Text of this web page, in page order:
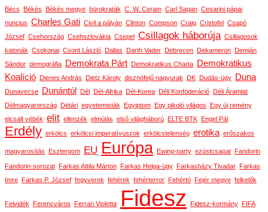
Bécs
Békés Békés megye bürokraták C. W. Ceram Carl Sagan Cesarini pápai
nuncius Charles Gati Civil a pályán Clinton Compson Craig Cristofel
Csapó
József Csehország Csehszlovákia Csepel Csillagok háborúja Csillagosok
katonák Csokonai Csont László Dallas Darth Vader Debrecen Dekameron
Demján
Sándor demográfia Demokrata Párt Demokratikus Charta
Demokratikus
Koalíció
Dienes András Dietz Károly disznófejű nagyurak DK Dudás-ügy Duna
Dunavecse Dunántúl Dél Dél-Afrika Dél-Korea Déli Konföderáció
Déli Áramlat
Délmagyarország
Détári egyetemisták Egyiptom Egy pikoló világos
Egy új remény
elcsalt vébék elit ellenzék elmúlás első világháború ELTE BTK Engel Pál
Erdély erkölcs erkölcsi imperatívuszok erkölcstelenség erotika erőszakos
magyarosítás Esztergom EU Európa Ewing-party ezüstcsapat Fandorin
Fandorin-sorozat Farkas Attila Márton Farkas Helga-ügy Farkasházy Tivadar
Farkas
Imre
Farkas P. József fegyverek fehérek fehérterror Fehértó Fejér megye felkelők
Felvidék Ferencváros Ferrari Violetta Fidesz Fidesz-kormány FIFA